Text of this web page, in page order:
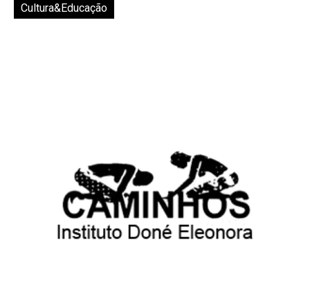
Cultura&Educação